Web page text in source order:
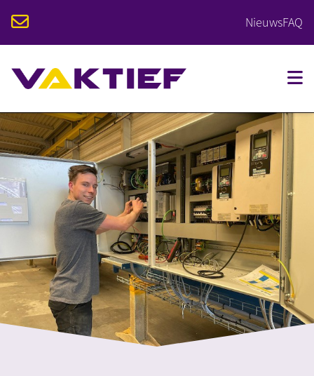
NieuwsFAQ
VOOR STUDENTEN
VOOR BEDRIJVEN
OPLEIDINGEN
KALENDER
OVER VAKTIEF
CONTACT